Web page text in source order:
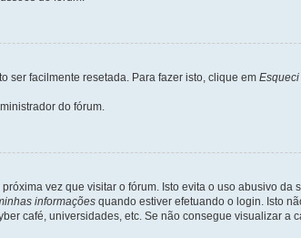
ser facilmente resetada. Para fazer isto, clique em
do fórum.
próxima vez que visitar o fórum. Isto evita o uso abusivo
informações quando estiver efetuando o login. Isto
café, universidades, etc. Se não consegue visualizar a